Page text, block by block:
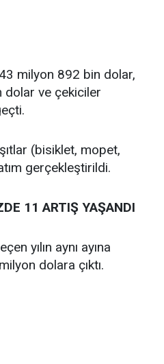
milyon 892 bin dolar,
dolar ve çekiciler
(bisiklet, mopet,
gerçekleştirildi.
11 ARTIŞ YAŞANDI
yılın aynı ayına
dolara çıktı.